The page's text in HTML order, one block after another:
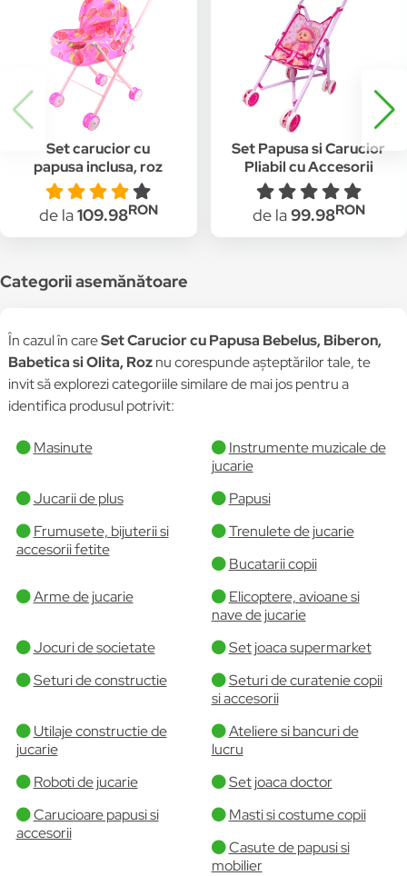
Set carucior cu
papusa inclusa, roz
de la109.98RON
Set Papusa si Carucior
Pliabil cu Accesorii
Salamandra Kids
de la99.98RON
Categorii asemănătoare
În cazul în careSet Carucior cu Papusa Bebelus, Biberon,
Babetica si Olita, Roznu corespunde așteptărilor tale, te
invit să explorezi categoriile similare de mai jos pentru a
identifica produsul potrivit:
Masinute
Instrumente muzicale de
jucarie
Jucarii de plus
Papusi
Frumusete, bijuterii si
accesorii fetite
Trenulete de jucarie
Bucatarii copii
Arme de jucarie
Elicoptere, avioane si
nave de jucarie
Jocuri de societate
Set joaca supermarket
Seturi de constructie
Seturi de curatenie copii
si accesorii
Utilaje constructie de
jucarie
Ateliere si bancuri de
lucru
Roboti de jucarie
Set joaca doctor
Carucioare papusi si
accesorii
Masti si costume copii
Casute de papusi si
mobilier